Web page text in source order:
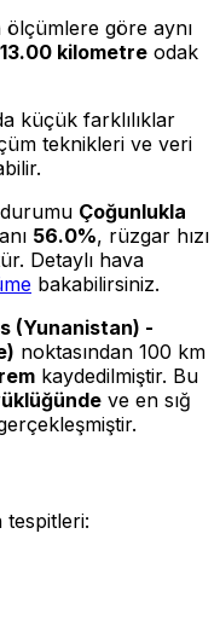
ölçümlere göre aynı
13.00 kilometre odak
küçük farklılıklar
teknikleri ve veri
Çoğunlukla
56.0%, rüzgar hızı
Detaylı hava
bakabilirsiniz.
(Yunanistan) -
noktasından 100 km
kaydedilmiştir. Bu
ve en sığ
tespitleri: